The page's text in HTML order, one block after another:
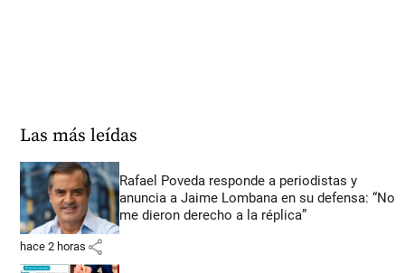
Las más leídas
Rafael Poveda responde a periodistas y
anuncia a Jaime Lombana en su defensa: “No
me dieron derecho a la réplica”
hace 2 horas share